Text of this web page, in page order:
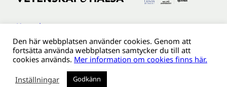
Kontakt
Tillgänglighetsredogöreldse
Om webbplatsen
Behandling av personuppgifter
Den här webbplatsen använder cookies. Genom att
fortsätta använda webbplatsen samtycker du till att
cookies används. Mer information om cookies finns här.
Inställningar
Godkänn